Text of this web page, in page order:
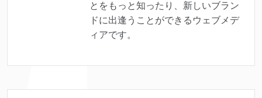
とをもっと知ったり、新しいブラン
ドに出逢うことができるウェブメデ
ィアです。